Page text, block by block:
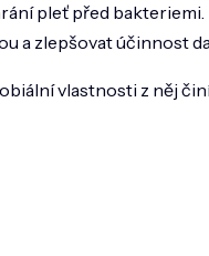
pleť před bakteriemi.
a zlepšovat účinnost
vlastnosti z něj